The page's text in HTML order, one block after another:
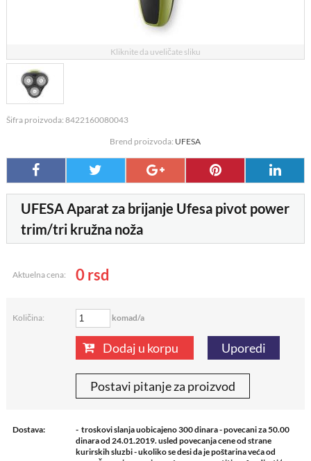
Kliknite da uveličate sliku
Šifra proizvoda: 8422160080043
Brend proizvoda: UFESA
UFESA Aparat za brijanje Ufesa pivot power
trim/tri kružna noža
Aktuelna cena: 0rsd
Količina: komad/a
Dodaj u korpu Uporedi
Postavi pitanje za proizvod
Dostava:
- troskovi slanja uobicajeno 300 dinara - povecani za 50.00
dinara od 24.01.2019. usled povecanja cene od strane
kurirskih sluzbi - ukoliko se desi da je poštarina veća od